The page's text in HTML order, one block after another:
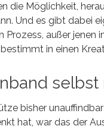
die Möglichkeit,
Und es gibt dabei
Prozess, außer jenen
in einen
selbst
bisher
hat, war das der